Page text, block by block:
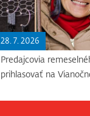
28. 7. 2026
Predajcovia
prihlasovať na